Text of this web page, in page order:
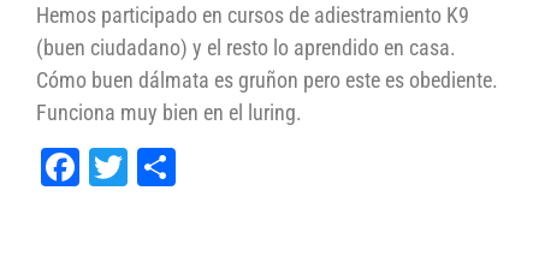
Hemos participado en cursos de adiestramiento K9
(buen ciudadano) y el resto lo aprendido en casa.
Cómo buen dálmata es gruñon pero este es obediente.
Funciona muy bien en el luring.
Facebook
Twitter